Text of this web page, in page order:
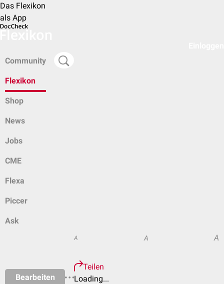
Das Flexikon
als App
Community
Flexikon
Shop
News
Jobs
CME
Flexa
Piccer
Ask
Bearbeiten
A A A
Teilen
Loading...